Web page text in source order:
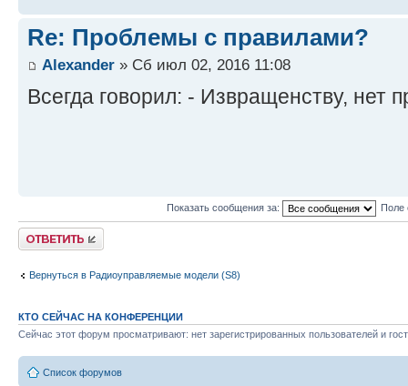
Re: Проблемы с правилами?
Alexander » Сб июл 02, 2016 11:08
Всегда говорил: - Извращенству, нет
Показать сообщения за: Поле
Ответить
Вернуться в Радиоуправляемые модели (S8)
КТО СЕЙЧАС НА КОНФЕРЕНЦИИ
Сейчас этот форум просматривают: нет зарегистрированных пользователей и
Список форумов